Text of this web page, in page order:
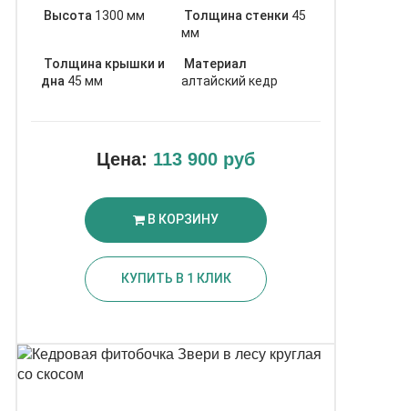
Высота 1300 мм Толщина стенки 45
мм
Толщина крышки и
дна 45 мм
Материал
алтайский кедр
Цена: 113 900 руб
В КОРЗИНУ
КУПИТЬ В 1 КЛИК